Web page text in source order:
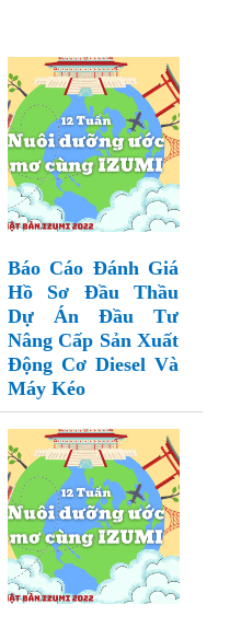
Báo Cáo Đánh Giá
Hồ Sơ Đầu Thầu
Dự Án Đầu Tư
Nâng Cấp Sản Xuất
Động Cơ Diesel Và
Máy Kéo